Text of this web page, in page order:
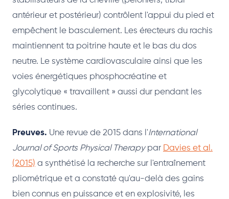
antérieur et postérieur) contrôlent l'appui du pied et
empêchent le basculement. Les érecteurs du rachis
maintiennent ta poitrine haute et le bas du dos
neutre. Le système cardiovasculaire ainsi que les
voies énergétiques phosphocréatine et
glycolytique « travaillent » aussi dur pendant les
séries continues.
Preuves. Une revue de 2015 dans l'International
Journal of Sports Physical Therapypar Davies et al.
(2015) a synthétisé la recherche sur l'entraînement
pliométrique et a constaté qu'au-delà des gains
bien connus en puissance et en explosivité, les